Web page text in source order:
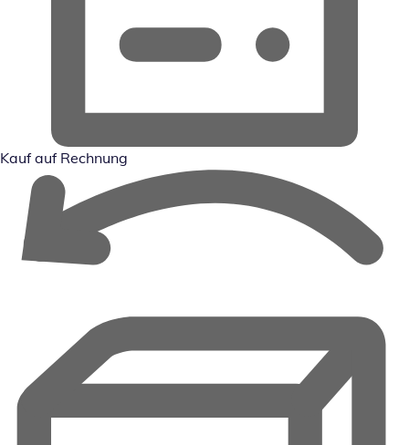
Kauf auf Rechnung